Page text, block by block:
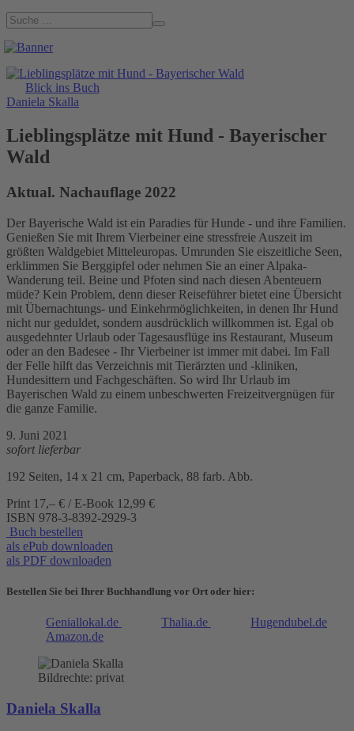
Blick ins Buch
Daniela Skalla
Lieblingsplätze mit Hund - Bayerischer
Wald
Aktual. Nachauflage 2022
Der Bayerische Wald ist ein Paradies für Hunde - und ihre Familien.
Genießen Sie mit Ihrem Vierbeiner eine stressfreie Auszeit im
größten Waldgebiet Mitteleuropas. Umrunden Sie eiszeitliche Seen,
erklimmen Sie Berggipfel oder nehmen Sie an einer Alpaka-
Wanderung teil. Beine und Pfoten sind nach diesen Abenteuern
müde? Kein Problem, denn dieser Reiseführer bietet eine Übersicht
mit Übernachtungs- und Einkehrmöglichkeiten, in denen Ihr Hund
nicht nur geduldet, sondern ausdrücklich willkommen ist. Egal ob
ausgedehnter Urlaub oder Tagesausflüge ins Restaurant, Museum
oder an den Badesee - Ihr Vierbeiner ist immer mit dabei. Im Fall
der Felle hilft das Verzeichnis mit Tierärzten und -kliniken,
Hundesittern und Fachgeschäften. So wird Ihr Urlaub im
Bayerischen Wald zu einem unbeschwerten Freizeitvergnügen für
die ganze Familie.
9. Juni 2021
sofort lieferbar
192 Seiten, 14 x 21 cm, Paperback, 88 farb. Abb.
Print 17,– € / E-Book 12,99 €
ISBN 978-3-8392-2929-3
Buch bestellen
als ePub downloaden
als PDF downloaden
Bestellen Sie bei Ihrer Buchhandlung vor Ort oder hier:
Geniallokal.de Thalia.de
Hugendubel.de
Amazon.de
Bildrechte: privat
Daniela Skalla